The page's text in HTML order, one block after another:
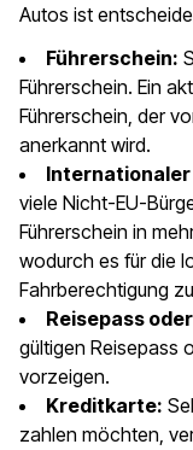
Autos ist
Führerschein:
Führerschein. Ein
Führerschein, der
anerkannt wird.
viele Nicht-EU-
Führerschein in
wodurch es für die
Fahrberechtigung
Reisepass
gültigen Reisepass
vorzeigen.
Kreditkarte:
zahlen möchten,